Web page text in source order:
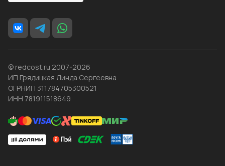
© redcost.ru 2007-2026
ИП Грядицкая Линда Сергеевна
ОГРНИП 311784705300521
ИНН 781911518649